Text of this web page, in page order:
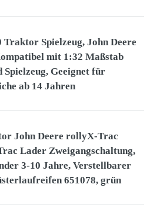
Traktor Spielzeug, John Deere
mit 1:32 Maßstab
Geeignet für
ab 14 Jahren
John Deere rollyX-Trac
Lader Zweigangschaltung,
3-10 Jahre, Verstellbarer
651078, grün